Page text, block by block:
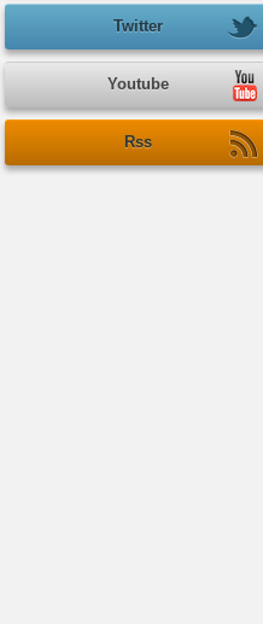
Twitter
Youtube
Rss